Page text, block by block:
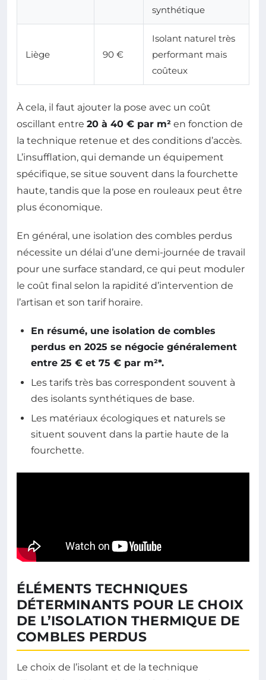
synthétique
Liège 90 €
Isolant naturel très
performant mais
coûteux
À cela, il faut ajouter la pose avec un coût
oscillant entre 20 à 40 € par m² en fonction de
la technique retenue et des conditions d’accès.
L’insufflation, qui demande un équipement
spécifique, se situe souvent dans la fourchette
haute, tandis que la pose en rouleaux peut être
plus économique.
En général, une isolation des combles perdus
nécessite un délai d’une demi-journée de travail
pour une surface standard, ce qui peut moduler
le coût final selon la rapidité d’intervention de
l’artisan et son tarif horaire.
En résumé, une isolation de combles
perdus en 2025 se négocie généralement
entre 25 € et 75 € par m²*.
Les tarifs très bas correspondent souvent à
des isolants synthétiques de base.
Les matériaux écologiques et naturels se
situent souvent dans la partie haute de la
fourchette.
ÉLÉMENTS TECHNIQUES
DÉTERMINANTS POUR LE CHOIX
DE L’ISOLATION THERMIQUE DE
COMBLES PERDUS
Le choix de l’isolant et de la technique